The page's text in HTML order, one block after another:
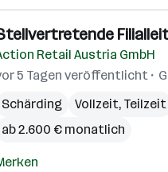
Retail Austria GmbH
5 Tagen veröffentlicht
Schärding
Vollzeit, Teilzeit
ab 2.600 € monatlich